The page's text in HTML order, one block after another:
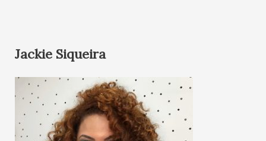
Jackie Siqueira